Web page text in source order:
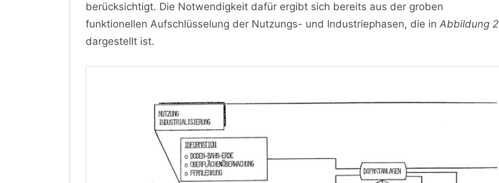
berücksichtigt. Die Notwendigkeit dafür ergibt sich bereits aus der groben
funktionellen Aufschlüsselung der Nutzungs- und Industriephasen, die in Abbildung 2
dargestellt ist.